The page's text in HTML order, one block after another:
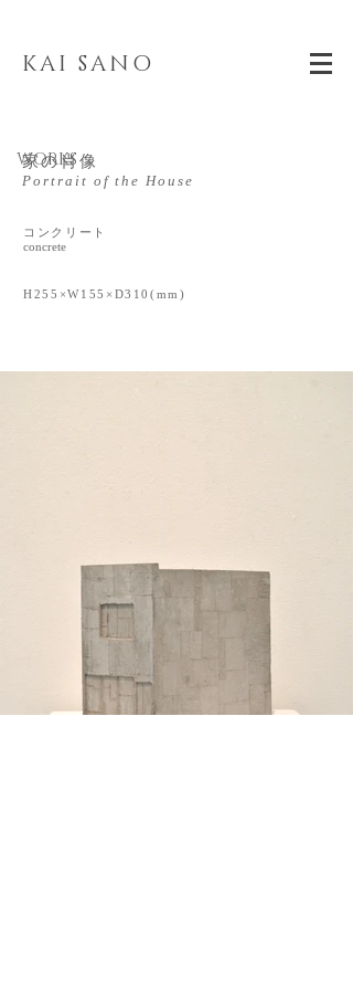
KAI SANO
WORKS
家の肖像
Portrait of the House
コンクリート
concrete
H255×W155×D310(mm)